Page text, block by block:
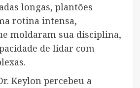
longas, plantões
rotina intensa,
moldaram sua disciplina,
de lidar com
Keylon percebeu a